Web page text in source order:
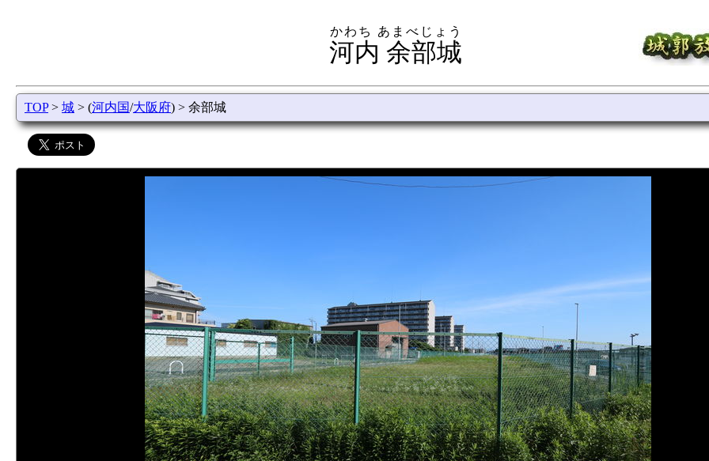
河内 余部城
かわち あまべじょう
TOP> 城 > (河内国/大阪府) > 余部城